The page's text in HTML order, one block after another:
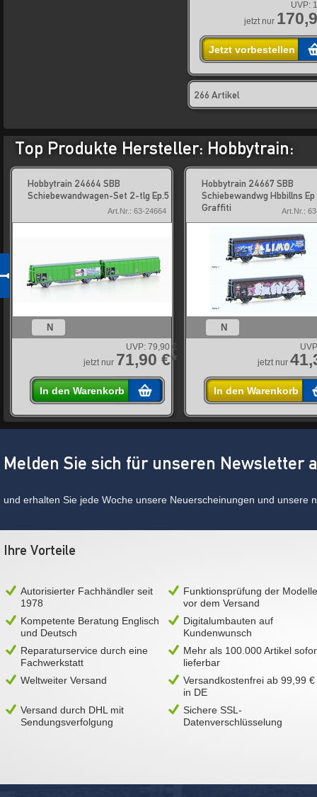
UVP:
jetzt nur
Jetzt vorbestellen
266 Artikel
Top Produkte Hersteller: Hobbytrain:
Hobbytrain 24664 SBB
Schiebewandwagen-Set 2-tlg Ep.5
Art.Nr.: 63-24664
N
UVP: 79,90 €
jetzt nur 71,90 €*
In den Warenkorb
Hobbytrain 24667 SBB
Schiebewandwg Hbbillns Ep
Graffiti
Art.Nr.:
N
jetzt nur
In den Warenkorb
Melden Sie sich für unseren Newsletter
und erhalten Sie jede Woche unsere Neuerscheinungen und unsere
Ihre Vorteile
Autorisierter Fachhändler seit
1978
Funktionsprüfung der Modelle
vor dem Versand
Kompetente Beratung Englisch
und Deutsch
Digitalumbauten auf
Kundenwunsch
Reparaturservice durch eine
Fachwerkstatt
Mehr als 100.000 Artikel
lieferbar
Weltweiter Versand
Versandkostenfrei ab 99,99 €
in DE
Versand durch DHL mit
Sendungsverfolgung
Sichere SSL-
Datenverschlüsselung